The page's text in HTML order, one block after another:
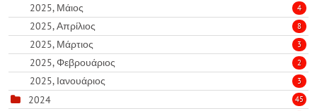
2025, Μάιος 4
2025, Απρίλιος 8
2025, Μάρτιος 3
2025, Φεβρουάριος 2
2025, Ιανουάριος 3
2024 45